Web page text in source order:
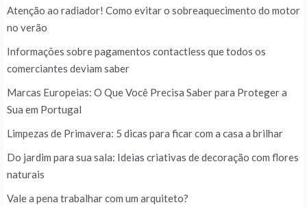
Atenção ao radiador! Como evitar o sobreaquecimento do motor
no verão
Informações sobre pagamentos contactless que todos os
comerciantes deviam saber
Marcas Europeias: O Que Você Precisa Saber para Proteger a
Sua em Portugal
Limpezas de Primavera: 5 dicas para ficar com a casa a brilhar
Do jardim para sua sala: Ideias criativas de decoração com flores
naturais
Vale a pena trabalhar com um arquiteto?